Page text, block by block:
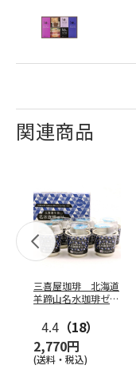
関連商品
三喜屋珈琲 北海道
羊蹄山名水珈琲ゼリ
4.4 （18）
2,770円
(送料・税込)